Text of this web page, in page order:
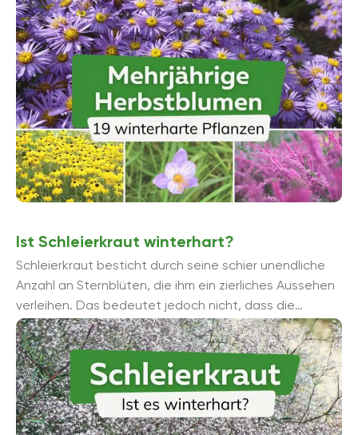
Ist Schleierkraut winterhart?
Schleierkraut besticht durch seine schier unendliche
Anzahl an Sternblüten, die ihm ein zierliches Aussehen
verleihen. Das bedeutet jedoch nicht, dass die
Pflanzen empfindlich auf Frost und Kälte reagieren.